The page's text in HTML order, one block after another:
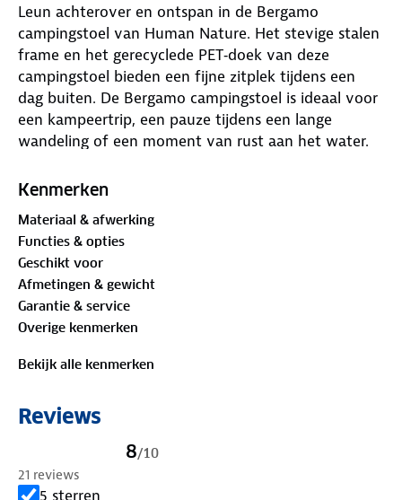
Leun achterover en ontspan in de Bergamo
campingstoel van Human Nature. Het stevige stalen
frame en het gerecyclede PET‑doek van deze
campingstoel bieden een fijne zitplek tijdens een
dag buiten. De Bergamo campingstoel is ideaal voor
een kampeertrip, een pauze tijdens een lange
wandeling of een moment van rust aan het water.
Deze lichtgewicht campingstoel Human Nature klap
meenemen en opbergen makkelijk. De zitdiepte van
30 cm en het draagvermogen van 110 kg zorgen
voor een stabiele en betrouwbare zitplaats. Droog
opbergen verlengt de levensduur, zodat je keer op
keer een fijne zitplek hebt tijdens je
buitenactiviteiten.
Opgevouwen: 33 x 13 x 13 cm
Kenmerken
Materiaal & afwerking
Functies & opties
Geschikt voor
Afmetingen & gewicht
Garantie & service
Overige kenmerken
Bekijk alle kenmerken
Reviews
8/10
21 reviews
5 sterren